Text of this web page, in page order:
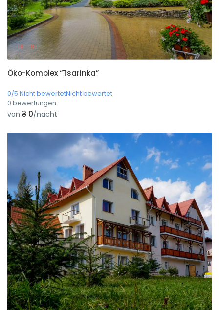
Öko-Komplex “Tsarinka”
0/5 Nicht bewertetNicht bewertet
0 bewertungen
von ₴ 0/nacht